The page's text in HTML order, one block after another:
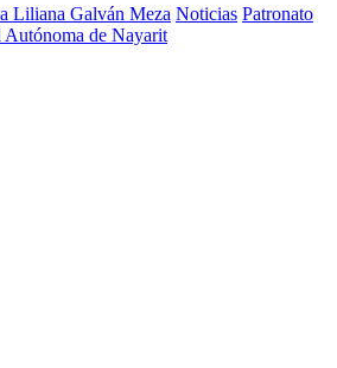
Liliana Galván Meza Noticias Patronato
Autónoma de Nayarit